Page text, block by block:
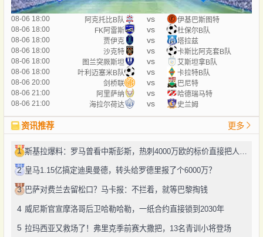
08-06 18:00 阿克托比B队 vs
伊基巴斯图特
08-06 18:00
FK阿雷斯 vs
杜保尔B队
08-06 18:00
贾伊克 vs
塔拉兹
08-06 18:00
沙克特 vs
卡斯比阿克套B队
08-06 18:00
图兰突厥斯坦 vs
艾斯坦拿B队
08-06 18:00
叶利迈塞米B队 vs
卡拉特B队
08-06 20:00
剑桥联 vs
巴尼特
08-06 21:00
阿里萨纳 vs
哈德瑞马特
08-06 21:00
海拉尔荷达 vs 史兰姆
资讯推荐 更多
1
2 皇马1.15亿搞定迪奥曼德，转头给罗德里报了个6000万？
3 巴萨对费兰去留松口？马卡报：不拦着，就等巴黎掏钱
4 威尼斯官宣摩洛哥后卫哈勒哈勒，一纸合约直接锁到2030年
5 拉玛西亚又救场了！弗里克季前赛大撒把，13名青训小将登场